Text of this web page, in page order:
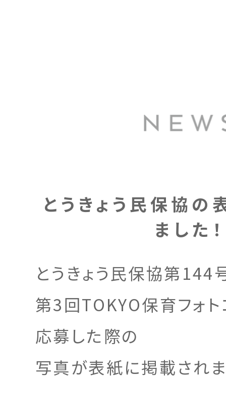
とうきょう民保協
ました！
とうきょう民保協第144
第3回TOKYO保育フォト
応募した際の
写真が表紙に掲載されま